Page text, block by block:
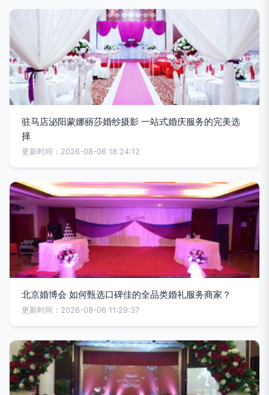
驻马店泌阳蒙娜丽莎婚纱摄影 一站式婚庆服务的完美选
择
更新时间：2026-08-06 18:24:12
北京婚博会 如何甄选口碑佳的全品类婚礼服务商家？
更新时间：2026-08-06 11:29:37